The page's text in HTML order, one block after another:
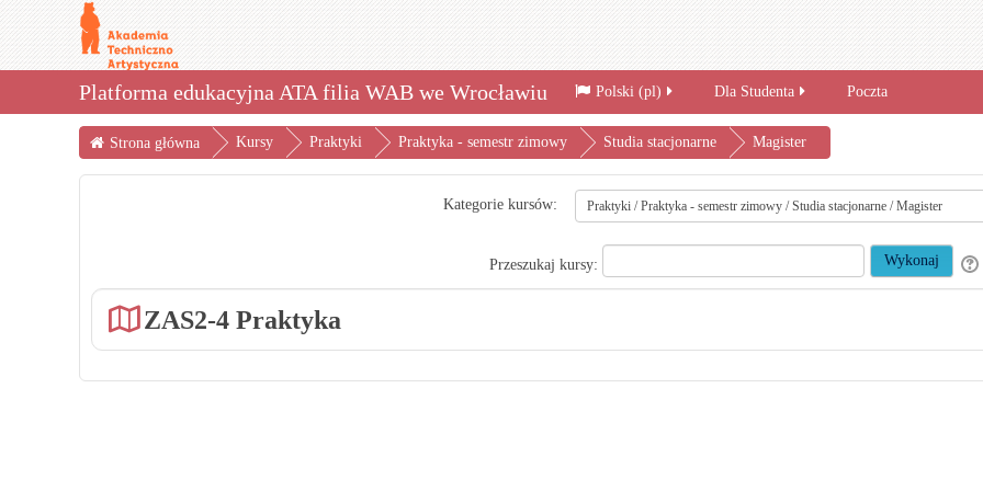
Platforma edukacyjna ATA filia WAB we Wrocławiu Polski ‎(pl)‎ Dla Studenta Poczta
Strona główna Kursy Praktyki Praktyka - semestr zimowy Studia stacjonarne Magister
Kategorie kursów:
Przeszukaj kursy:
ZAS2-4 Praktyka